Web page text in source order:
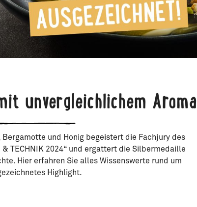
unvergleichlichem Aroma
Bergamotte und Honig begeistert die Fachjury des
& TECHNIK 2024“ und ergattert die Silbermedaille
Hier erfahren Sie alles Wissenswerte rund um
Highlight.